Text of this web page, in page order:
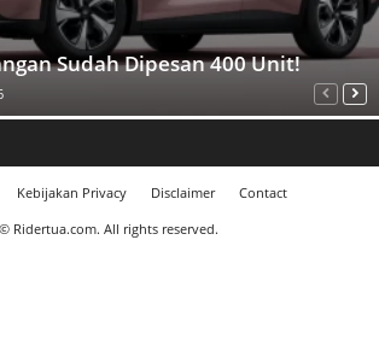
Sudah Dipesan 400 Unit!
Kebijakan Privacy Disclaimer
Contact
© Ridertua.com. All rights reserved.